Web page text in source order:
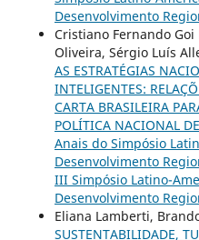
Desenvolvimento
Cristiano Fernando
Oliveira, Sérgio Luís
AS ESTRATÉGIAS
INTELIGENTES:
CARTA BRASILEIRA
POLÍTICA NACIONAL
Anais do Simpósio
Desenvolvimento
III Simpósio Latino-
Desenvolvimento
Eliana Lamberti,
SUSTENTABILIDADE,